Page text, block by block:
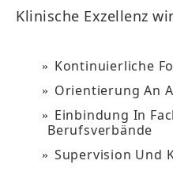
Klinische Exzellenz
Kontinuierliche
Orientierung An
Einbindung In
Berufsverbände
Supervision Und